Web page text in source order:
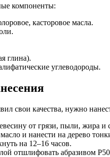
компоненты:
касторовое масла.
глина).
углеводороды.
свои качества, нужно
от грязи, пыли, жира и
и нанести на дерево
на 12–16 часов.
отшлифовать абразивом